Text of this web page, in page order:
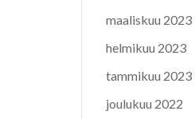
maaliskuu 2023
helmikuu 2023
tammikuu 2023
joulukuu 2022